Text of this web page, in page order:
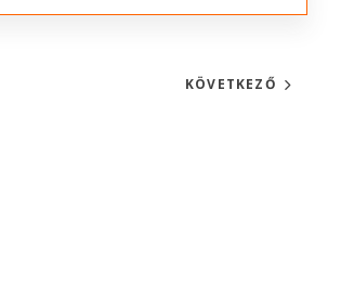
KÖVETKEZŐ